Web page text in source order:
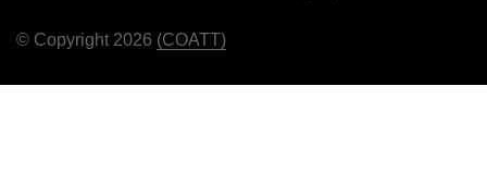
© Copyright 2026 (COATT)